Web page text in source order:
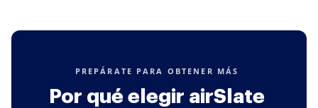
PREPÁRATE PARA OBTENER MÁS
Por qué elegir airSlate